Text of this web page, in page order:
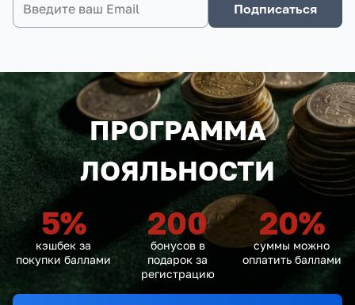
Подписаться
ПРОГРАММА
ЛОЯЛЬНОСТИ
5%
кэшбек за
покупки баллами
200
бонусов в
подарок за
регистрацию
20%
суммы можно
оплатить баллами